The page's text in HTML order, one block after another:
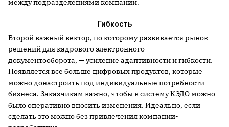
между подразделениями компании.
Гибкость
Второй важный вектор, по которому развивается рынок
решений для кадрового электронного
документооборота, — усиление адаптивности и гибкости.
Появляется все больше цифровых продуктов, которые
можно донастроить под индивидуальные потребности
бизнеса. Заказчикам важно, чтобы в систему КЭДО можно
было оперативно вносить изменения. Идеально, если
сделать это можно без привлечения компании-